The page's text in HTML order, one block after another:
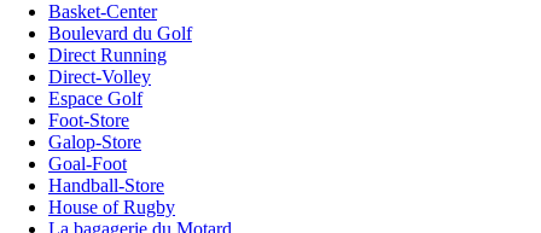
Basket-Center
Boulevard du Golf
Direct Running
Direct-Volley
Espace Golf
Foot-Store
Galop-Store
Goal-Foot
Handball-Store
House of Rugby
La bagagerie du Motard